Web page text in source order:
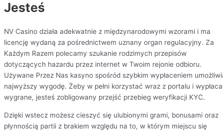
Jesteś
NV Casino działa adekwatnie z międzynarodowymi wzorami i ma
licencję wydaną za pośrednictwem uznany organ regulacyjny. Za
Każdym Razem polecamy szukanie rodzimych przepisów
dotyczących hazardu przez internet w Twoim rejonie odbioru.
Używane Przez Nas kasyno spośród szybkim wypłaceniem
najwyższy wygodę. Żeby w pełni korzystać wraz z portalu i
wygrane, jesteś zobligowany przejść przebieg weryfikacji KYC.
Dzięki wstecz możesz cieszyć się ulubionymi grami, bonusami oraz
płynnością partii z brakiem względu na to, w którym miejscu się